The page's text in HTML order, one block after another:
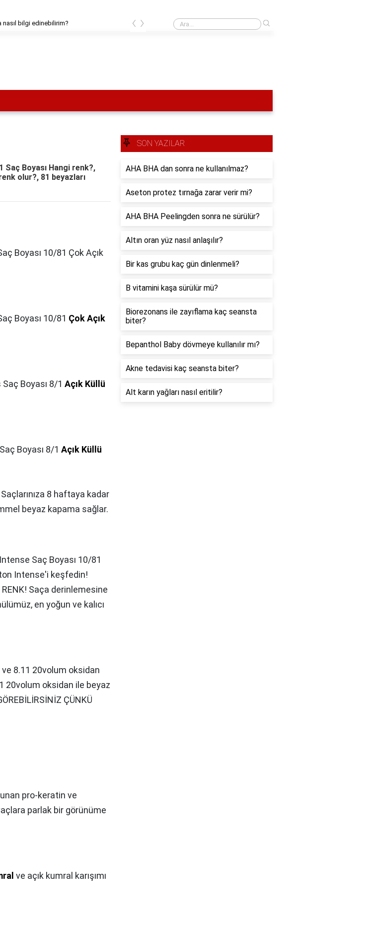
bilgi edinebilirim? Müjde Ar'ın en çok sevilen filmi hangisi?
‹ ›
Saç Boyası Hangi renk?,
olur?, 81 beyazları
Boyası 10/81 Çok Açık
Boyası 10/81 Çok Açık
Boyası 8/1 Açık Küllü
Boyası 8/1 Açık Küllü
8 haftaya kadar
beyaz kapama sağlar.
Saç Boyası 10/81
Intense'i keşfedin!
RENK! Saça derinlemesine
en yoğun ve kalıcı
ve 8.11 20volum oksidan
20volum oksidan ile beyaz
ÇÜNKÜ
pro-keratin ve
parlak bir görünüme
ve açık kumral karışımı
SON YAZILAR
AHA BHA dan sonra ne kullanılmaz?
Aseton protez tırnağa zarar verir mi?
AHA BHA Peelingden sonra ne sürülür?
Altın oran yüz nasıl anlaşılır?
Bir kas grubu kaç gün dinlenmeli?
B vitamini kaşa sürülür mü?
Biorezonans ile zayıflama kaç seansta
biter?
Bepanthol Baby dövmeye kullanılır mı?
Akne tedavisi kaç seansta biter?
Alt karın yağları nasıl eritilir?